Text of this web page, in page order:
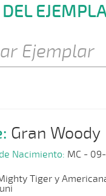
Gran Woody
Nacimiento: MC - 09-
Tiger y